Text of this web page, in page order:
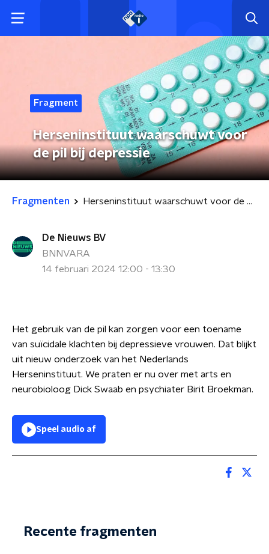
Fragment
Herseninstituut waarschuwt voor
de pil bij depressie
Fragmenten Herseninstituut waarschuwt voor de pil bij depressie
De Nieuws BV
BNNVARA
14 februari 2024 12:00 - 13:30
Het gebruik van de pil kan zorgen voor een toename
van suïcidale klachten bij depressieve vrouwen. Dat blijkt
uit nieuw onderzoek van het Nederlands
Herseninstituut. We praten er nu over met arts en
neurobioloog Dick Swaab en psychiater Birit Broekman.
Speel audio af
Recente fragmenten